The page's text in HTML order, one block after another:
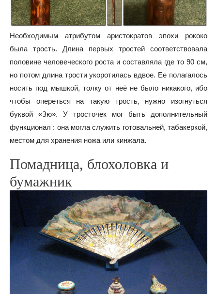
Необходимым атрибутом аристократов эпохи рококо
была трость. Длина первых тростей соответствовала
половине человеческого роста и составляла где то 90 см,
но потом длина трости укоротилась вдвое. Ее полагалось
носить под мышкой, толку от неё не было никакого, ибо
чтобы опереться на такую трость, нужно изогнуться
буквой «Зю». У тросточек мог быть дополнительный
функционал : она могла служить готовальней, табакеркой,
местом для хранения ножа или кинжала.
Помадница, блохоловка и
бумажник